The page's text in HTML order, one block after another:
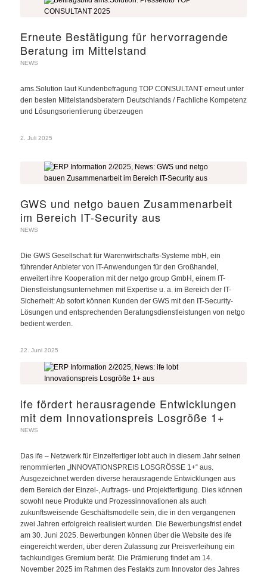
Erneute Bestätigung für hervorragende
Beratung im Mittelstand
NEWS
ams.Solution laut Kundenbefragung TOP CONSULTANT erneut unter
den besten Mittelstandsberatern Deutschlands / Fachliche Kompetenz
und Lösungsorientierung überzeugen
2. Juli 2025
GWS und netgo bauen Zusammenarbeit
im Bereich IT-Security aus
NEWS
Die GWS Gesellschaft für Warenwirtschafts-Systeme mbH, ein
führender Anbieter von IT-Anwendungen für den Großhandel,
erweitert ihre Kooperation mit der netgo group GmbH, einem IT-
Dienstleistungsunternehmen mit Expertise u. a. im Bereich der IT-
Sicherheit: Ab sofort können Kunden der GWS mit den IT-Security-
Lösungen und entsprechenden Beratungsdienstleistungen von netgo
bedient werden.
22. Juni 2025
ife fördert herausragende Entwicklungen
mit dem Innovationspreis Losgröße 1+
NEWS
Das ife – Netzwerk für Einzelfertiger lobt auch in diesem Jahr seinen
renommierten „INNOVATIONSPREIS LOSGRÖSSE 1+“ aus.
Ausgezeichnet werden diverse herausragende Entwicklungen aus
dem Bereich der Einzel-, Auftrags- und Projektfertigung. Dies können
sowohl neue Produkte und Prozessinnovationen als auch
zukunftsweisende Geschäftsmodelle sein, die in den vergangenen
zwei Jahren erfolgreich realisiert wurden. Die Bewerbungsfrist endet
am 30. Juni 2025. Bewerbungen können über die Website des ife
eingereicht werden, über deren Zulassung zur Preisverleihung ein
fachkundiges Gremium berät. Die Prämierung findet am 14.
November 2025 im Rahmen des Festakts zum Innovator des Jahres